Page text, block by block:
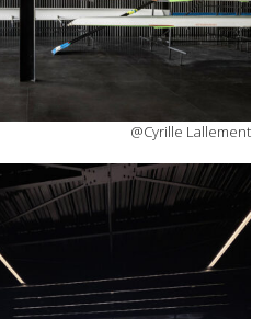
@Cyrille Lallement